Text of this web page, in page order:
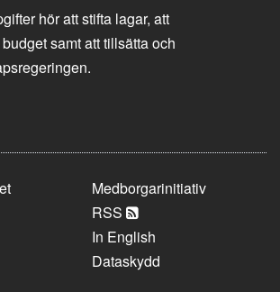
hör att stifta lagar, att
samt att tillsätta och
Medborgarinitiativ
RSS
In English
Dataskydd